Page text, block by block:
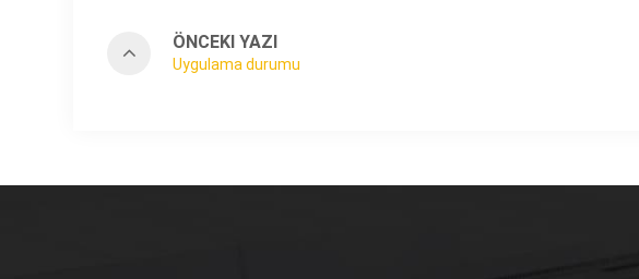
ÖNCEKI YAZI
Uygulama durumu